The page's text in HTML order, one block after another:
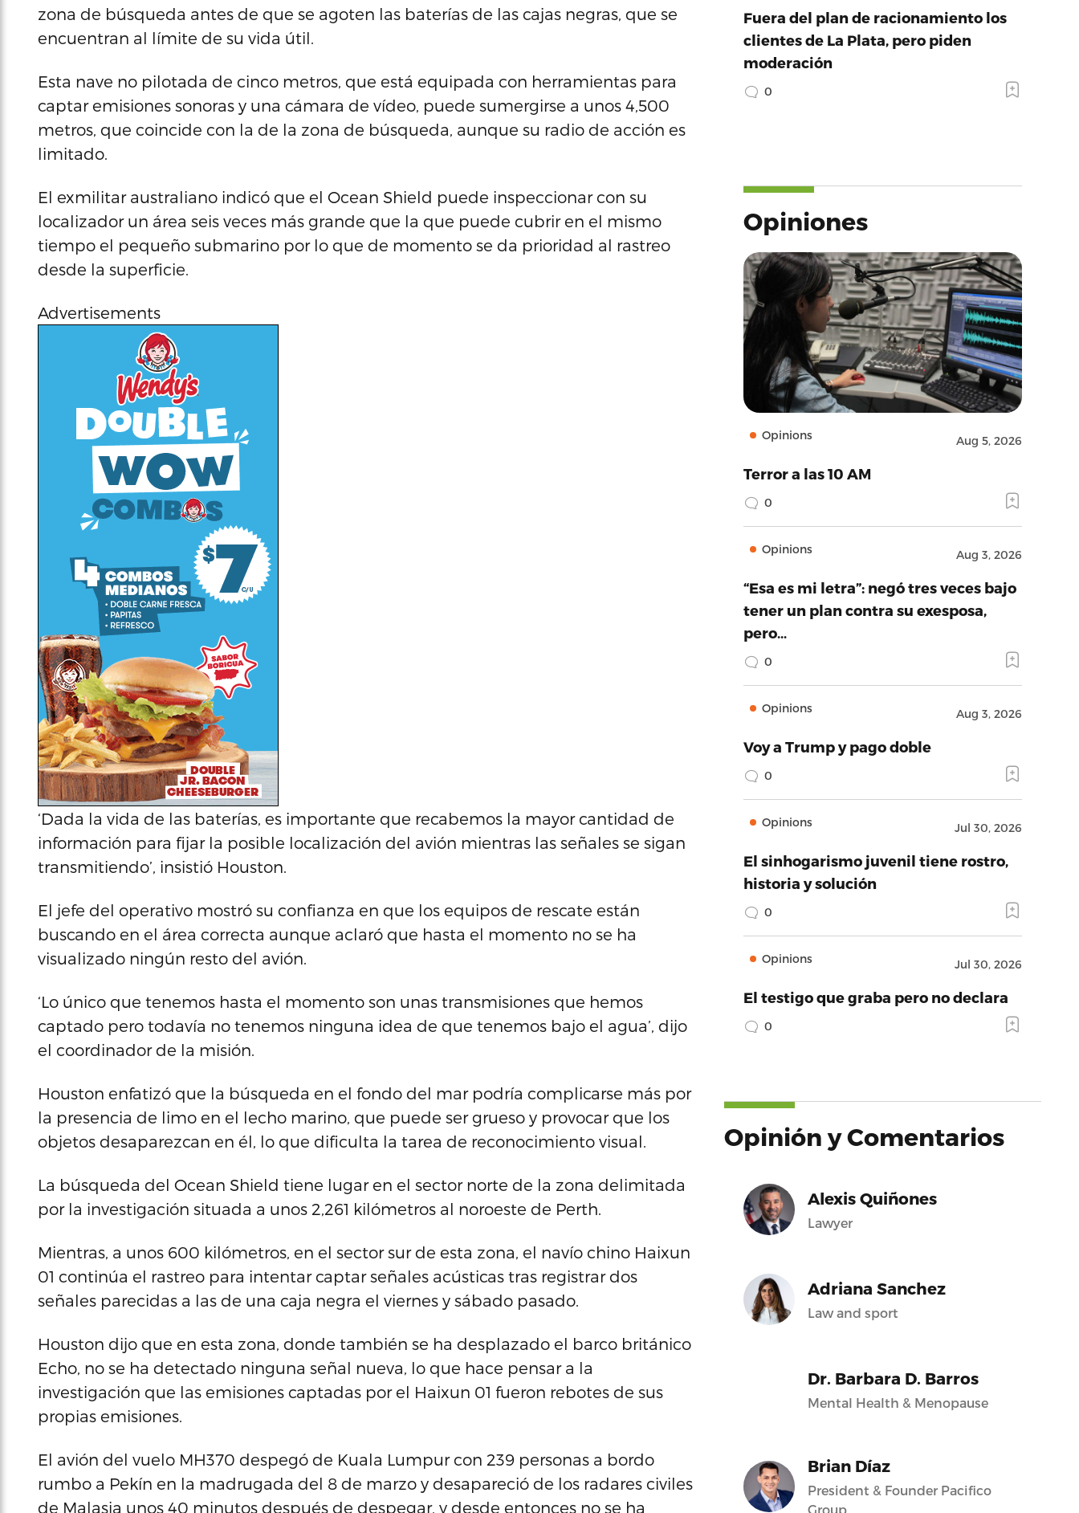
zona de búsqueda antes de que se agoten las baterías de las cajas negras, que se
encuentran al límite de su vida útil.
Esta nave no pilotada de cinco metros, que está equipada con herramientas para
captar emisiones sonoras y una cámara de vídeo, puede sumergirse a unos 4,500
metros, que coincide con la de la zona de búsqueda, aunque su radio de acción es
limitado.
El exmilitar australiano indicó que el Ocean Shield puede inspeccionar con su
localizador un área seis veces más grande que la que puede cubrir en el mismo
tiempo el pequeño submarino por lo que de momento se da prioridad al rastreo
desde la superficie.
Advertisements
‘Dada la vida de las baterías, es importante que recabemos la mayor cantidad de
información para fijar la posible localización del avión mientras las señales se sigan
transmitiendo’, insistió Houston.
El jefe del operativo mostró su confianza en que los equipos de rescate están
buscando en el área correcta aunque aclaró que hasta el momento no se ha
visualizado ningún resto del avión.
‘Lo único que tenemos hasta el momento son unas transmisiones que hemos
captado pero todavía no tenemos ninguna idea de que tenemos bajo el agua’, dijo
el coordinador de la misión.
Houston enfatizó que la búsqueda en el fondo del mar podría complicarse más por
la presencia de limo en el lecho marino, que puede ser grueso y provocar que los
objetos desaparezcan en él, lo que dificulta la tarea de reconocimiento visual.
La búsqueda del Ocean Shield tiene lugar en el sector norte de la zona delimitada
por la investigación situada a unos 2,261 kilómetros al noroeste de Perth.
Mientras, a unos 600 kilómetros, en el sector sur de esta zona, el navío chino Haixun
01 continúa el rastreo para intentar captar señales acústicas tras registrar dos
señales parecidas a las de una caja negra el viernes y sábado pasado.
Houston dijo que en esta zona, donde también se ha desplazado el barco británico
Echo, no se ha detectado ninguna señal nueva, lo que hace pensar a la
investigación que las emisiones captadas por el Haixun 01 fueron rebotes de sus
propias emisiones.
El avión del vuelo MH370 despegó de Kuala Lumpur con 239 personas a bordo
rumbo a Pekín en la madrugada del 8 de marzo y desapareció de los radares civiles
de Malasia unos 40 minutos después de despegar, y desde entonces no se ha
Fuera del plan de racionamiento los
clientes de La Plata, pero piden
moderación
0
Opiniones
Opinions Aug 5, 2026
Terror a las 10 AM
0
Opinions Aug 3, 2026
“Esa es mi letra”: negó tres veces bajo
tener un plan contra su exesposa,
pero…
0
Opinions Aug 3, 2026
Voy a Trump y pago doble
0
Opinions Jul 30, 2026
El sinhogarismo juvenil tiene rostro,
historia y solución
0
Opinions Jul 30, 2026
El testigo que graba pero no declara
0
Opinión y Comentarios
Alexis Quiñones
Lawyer
Adriana Sanchez
Law and sport
Dr. Barbara D. Barros
Mental Health & Menopause
Brian Díaz
President & Founder Pacifico
Group